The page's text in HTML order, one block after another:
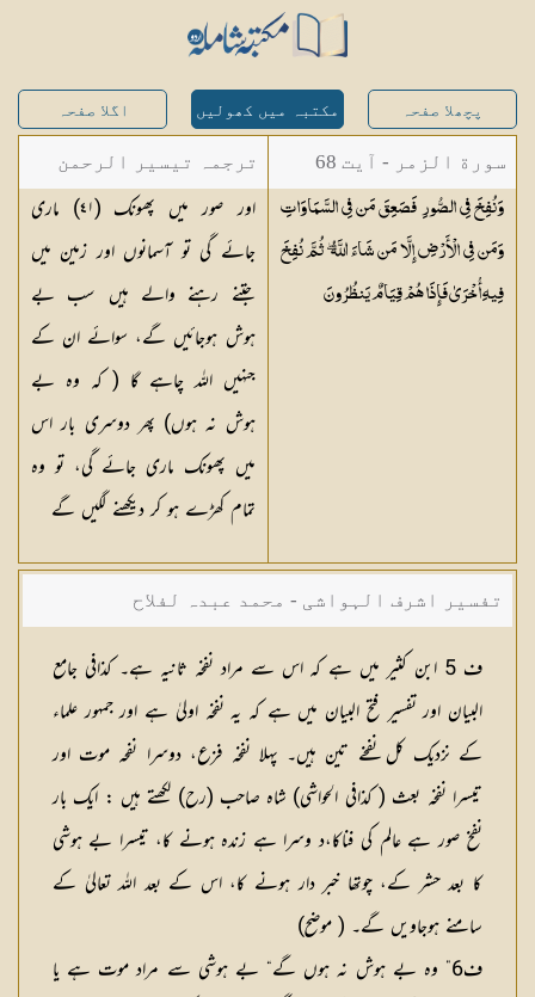
پچھلا صفحہ مکتبہ میں کھولیں اگلا صفحہ
سورة الزمر - آیت 68
وَنُفِخَ فِي الصُّورِ فَصَعِقَ مَن فِي السَّمَاوَاتِ
وَمَن فِي الْأَرْضِ إِلَّا مَن شَاءَ اللَّهُ ۖ ثُمَّ نُفِخَ
فِيهِ أُخْرَىٰ فَإِذَا هُمْ قِيَامٌيَنظُرُونَ
ترجمہ تیسیر الرحمن
لبیان القرآن - محمد
لقمان سلفی
اور صور میں پھونک (٤١) ماری
جائے گی تو آسمانوں اور زمین میں
جتنے رہنے والے ہیں سب بے
ہوش ہوجائیں گے، سوائے ان کے
جنہیں اللہ چاہے گا ( کہ وہ بے
ہوش نہ ہوں) پھر دوسری بار اس
میں پھونک ماری جائے گی، تو وہ
تمام کھڑے ہو کر دیکھنے لگیں گے
تفسیر اشرف الہواشی - محمد عبدہ لفلاح
ف 5 ابن کثیر میں ہے کہ اس سے مراد نفخہ ثانیہ ہے۔ کذافی جامع
البیان اور تفسیر فتح البیان میں ہے کہ یہ نفخہ اولیٰ ہے اور جمہور علماء
کے نزدیک کل نفخے تین ہیں۔ پہلا نفخہ فزع، دوسرا نفحہ موت اور
تیسرا نفخہ بعث ( کذافی الحواشی) شاہ صاحب (رح) لکھتے ہیں : ایک بار
نفخ صور ہے عالم کی فناکا،د وسرا ہے زندہ ہونے کا، تیسرا بے ہوشی
کا بعد حشر کے، چوتھا خبر دار ہونے کا، اس کے بعد اللہ تعالیٰ کے
سامنے ہوجاویں گے۔ ( موضح)
ف6” وہ بے ہوش نہ ہوں گے“ بے ہوشی سے مراد موت ہے یا